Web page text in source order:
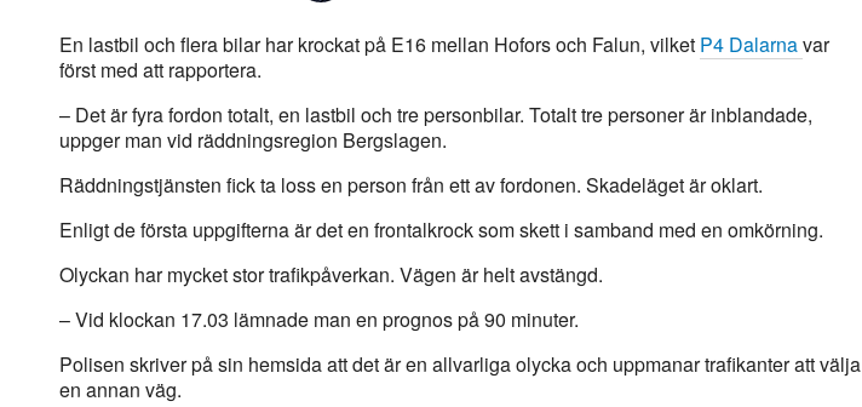
En lastbil och flera bilar har krockat på E16 mellan Hofors och Falun, vilket P4 Dalarnavar
först med att rapportera.
– Det är fyra fordon totalt, en lastbil och tre personbilar. Totalt tre personer är inblandade,
uppger man vid räddningsregion Bergslagen.
Räddningstjänsten fick ta loss en person från ett av fordonen. Skadeläget är oklart.
Enligt de första uppgifterna är det en frontalkrock som skett i samband med en omkörning.
Olyckan har mycket stor trafikpåverkan. Vägen är helt avstängd.
– Vid klockan 17.03 lämnade man en prognos på 90 minuter.
Polisen skriver på sin hemsida att det är en allvarliga olycka och uppmanar trafikanter att välja
en annan väg.